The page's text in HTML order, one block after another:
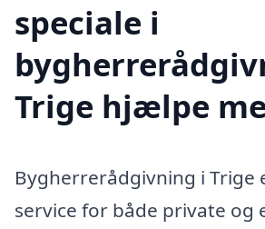
speciale i
Trige hjælpe
Bygherrerådgivning i Trige
service for både private og